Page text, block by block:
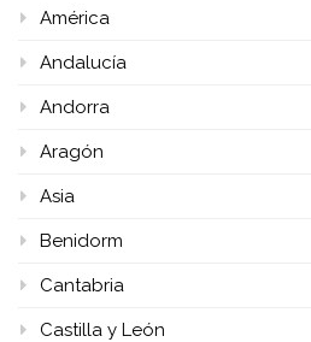
América
Andalucía
Andorra
Aragón
Asia
Benidorm
Cantabria
Castilla y León